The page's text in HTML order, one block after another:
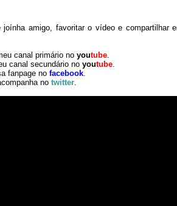
amigo, favoritar o vídeo e compartilhar
canal primário noyoutube.
canal secundário no youtube.
fanpage no facebook.
no twitter.